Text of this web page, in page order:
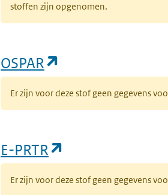
stoffen zijn opgenomen.
OSPAR
Er zijn voor deze stof geen gegevens
E-PRTR
Er zijn voor deze stof geen gegevens